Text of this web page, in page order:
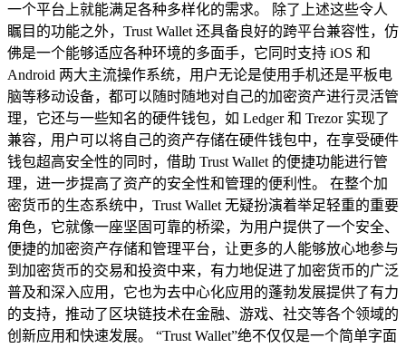
一个平台上就能满足各种多样化的需求。 除了上述这些令人
瞩目的功能之外，Trust Wallet 还具备良好的跨平台兼容性，仿
佛是一个能够适应各种环境的多面手，它同时支持 iOS 和
Android 两大主流操作系统，用户无论是使用手机还是平板电
脑等移动设备，都可以随时随地对自己的加密资产进行灵活管
理，它还与一些知名的硬件钱包，如 Ledger 和 Trezor 实现了
兼容，用户可以将自己的资产存储在硬件钱包中，在享受硬件
钱包超高安全性的同时，借助 Trust Wallet 的便捷功能进行管
理，进一步提高了资产的安全性和管理的便利性。 在整个加
密货币的生态系统中，Trust Wallet 无疑扮演着举足轻重的重要
角色，它就像一座坚固可靠的桥梁，为用户提供了一个安全、
便捷的加密资产存储和管理平台，让更多的人能够放心地参与
到加密货币的交易和投资中来，有力地促进了加密货币的广泛
普及和深入应用，它也为去中心化应用的蓬勃发展提供了有力
的支持，推动了区块链技术在金融、游戏、社交等各个领域的
创新应用和快速发展。 “Trust Wallet”绝不仅仅是一个简单字面